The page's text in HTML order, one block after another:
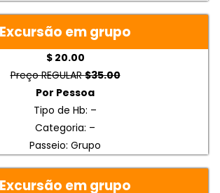
Excursão em grupo
$ 20.00
Preço REGULAR$35.00
Por Pessoa
Tipo de Hb: –
Categoria: –
Passeio: Grupo
Excursão em grupo